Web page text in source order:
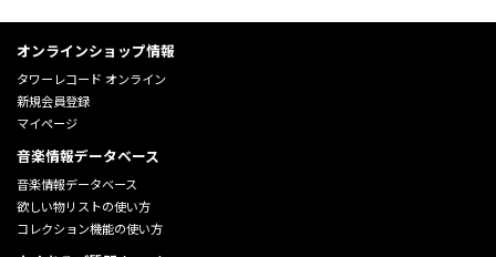
オンラインショップ情報
タワーレコード オンライン
新規会員登録
マイページ
音楽情報データベース
音楽情報データベース
欲しい物リストの使い方
コレクション機能の使い方